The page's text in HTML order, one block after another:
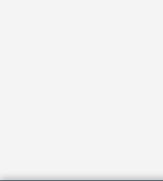
РЕКЛАМА У НАС